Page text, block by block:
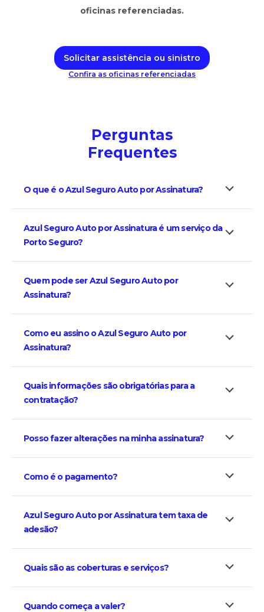
oficinas referenciadas.
Solicitar assistência ou sinistro
Confira as oficinas referenciadas
Perguntas
Frequentes
O que é o Azul Seguro Auto por Assinatura?
Azul Seguro Auto por Assinatura é um serviço da
Porto Seguro?
Quem pode ser Azul Seguro Auto por
Assinatura?
Como eu assino o Azul Seguro Auto por
Assinatura?
Quais informações são obrigatórias para a
contratação?
Posso fazer alterações na minha assinatura?
Como é o pagamento?
Azul Seguro Auto por Assinatura tem taxa de
adesão?
Quais são as coberturas e serviços?
Quando começa a valer?